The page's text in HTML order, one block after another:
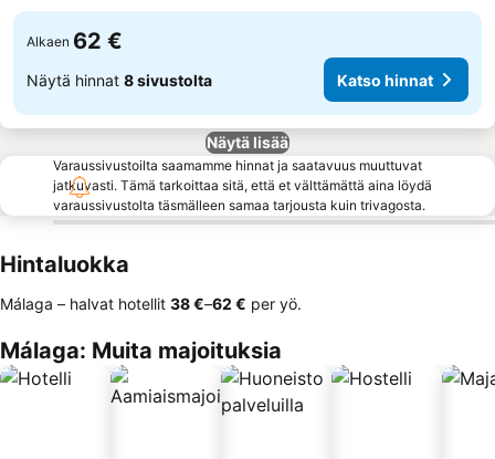
Alkaen 62 €
Näytä hinnat 8 sivustolta Katso hinnat
Näytä lisää
Varaussivustoilta saamamme hinnat ja saatavuus muuttuvat
jatkuvasti. Tämä tarkoittaa sitä, että et välttämättä aina löydä
varaussivustolta täsmälleen samaa tarjousta kuin trivagosta.
Hintaluokka
Málaga – halvat hotellit ‎38 €–‎62 € per yö.
Málaga: Muita majoituksia